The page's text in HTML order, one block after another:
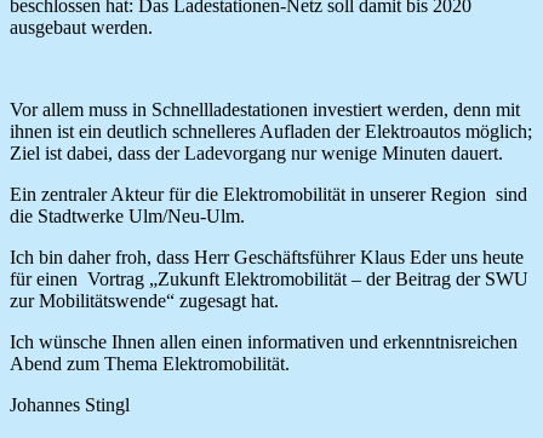
beschlossen hat: Das Ladestationen-Netz soll damit bis 2020
ausgebaut werden.
Vor allem muss in Schnellladestationen investiert werden, denn mit
ihnen ist ein deutlich schnelleres Aufladen der Elektroautos möglich;
Ziel ist dabei, dass der Ladevorgang nur wenige Minuten dauert.
Ein zentraler Akteur für die Elektromobilität in unserer Region sind
die Stadtwerke Ulm/Neu-Ulm.
Ich bin daher froh, dass Herr Geschäftsführer Klaus Eder uns heute
für einen Vortrag „Zukunft Elektromobilität – der Beitrag der SWU
zur Mobilitätswende“ zugesagt hat.
Ich wünsche Ihnen allen einen informativen und erkenntnisreichen
Abend zum Thema Elektromobilität.
Johannes Stingl